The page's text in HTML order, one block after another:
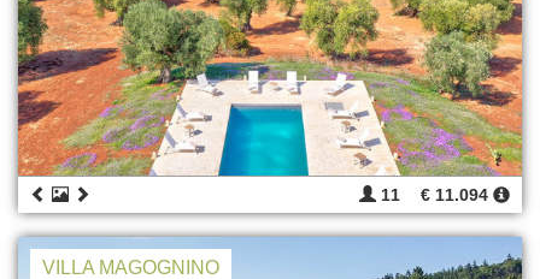
11 € 11.094
VILLA MAGOGNINO